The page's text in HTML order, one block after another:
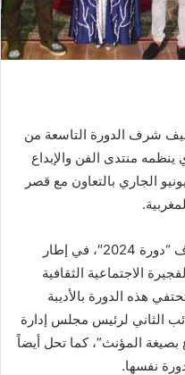
ضيف شرف الدورة التاسعة من
منتدى الفن والإبداع
المغربي خلال الفترة من 28 إلى 30 يونيو الجاري بالتعاون مع قصر
ويأتي اختيار دولة الإمارات ضيف شرف “دورة 2024″، في إطار
الاجتماعية الثقافية
هذه الدورة بالأديبة
الثاني لرئيس مجلس إدارة
بصيغة المؤنث”، كما تحل أيضاً
نفسها.